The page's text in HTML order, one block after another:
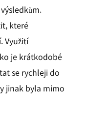
které
Využití
je krátkodobé
se rychleji do
jinak byla mimo